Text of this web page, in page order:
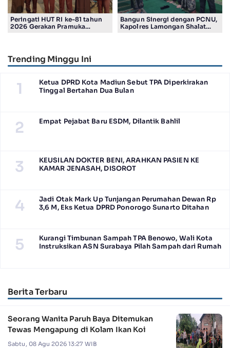
Peringati HUT RI ke-81 tahun
2026 Gerakan Pramuka
Bangun Sinergi dengan PCNU,
Kapolres Lamongan Shalat
Trending Minggu Ini
1
Ketua DPRD Kota Madiun Sebut TPA Diperkirakan
Tinggal Bertahan Dua Bulan
2 Empat Pejabat Baru ESDM, Dilantik Bahlil
3
KEUSILAN DOKTER BENI, ARAHKAN PASIEN KE
KAMAR JENASAH, DISOROT
4
Jadi Otak Mark Up Tunjangan Perumahan Dewan Rp
3,6 M, Eks Ketua DPRD Ponorogo Sunarto Ditahan
5
Kurangi Timbunan Sampah TPA Benowo, Wali Kota
Instruksikan ASN Surabaya Pilah Sampah dari Rumah
Berita Terbaru
Seorang Wanita Paruh Baya Ditemukan
Tewas Mengapung di Kolam Ikan Koi
Sabtu, 08 Agu 2026 13:27 WIB